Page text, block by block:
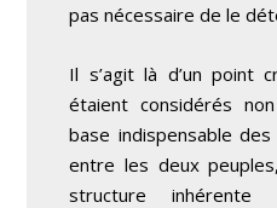
pas nécessaire de le
Il s’agit là d’un point
étaient considérés
base indispensable
entre les deux
structure inhérente